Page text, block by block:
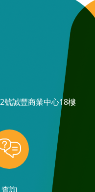
號誠豐商業中心18樓
查詢